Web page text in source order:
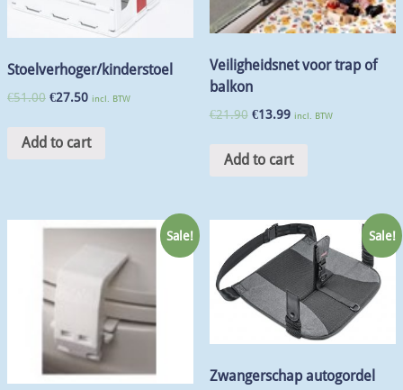
Stoelverhoger/kinderstoel
€51.00 €27.50 incl. BTW
Add to cart
Veiligheidsnet voor trap of
balkon
€21.90 €13.99 incl. BTW
Add to cart
Sale! Sale!
Zwangerschap autogordel